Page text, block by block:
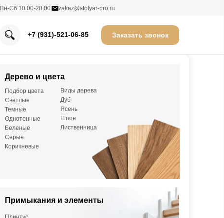
Пн-Сб 10:00-20:00 zakaz@stolyar-pro.ru
+7 (931)-521-06-85 Заказать звонок
Каталог
Портфолио
Сроки и
Гарантия
Отзывы
Контакты
Примыкания и элементы
Виды дерева
Дуб
Ясень
Шпон
Лиственница
Подбор цвета
Светлые
Темные
Однотонные
Беленые
Серые
Коричневые
Дерево и цвета
ступенями ясенем
СП
из МДФ. Ограждение с металлическими
поручень у стены